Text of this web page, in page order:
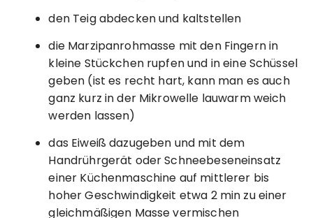
den Teig abdecken und kaltstellen
die Marzipanrohmasse mit den Fingern in
kleine Stückchen rupfen und in eine Schüssel
geben (ist es recht hart, kann man es auch
ganz kurz in der Mikrowelle lauwarm weich
werden lassen)
das Eiweiß dazugeben und mit dem
Handrührgerät oder Schneebeseneinsatz
einer Küchenmaschine auf mittlerer bis
hoher Geschwindigkeit etwa 2 min zu einer
gleichmäßigen Masse vermischen